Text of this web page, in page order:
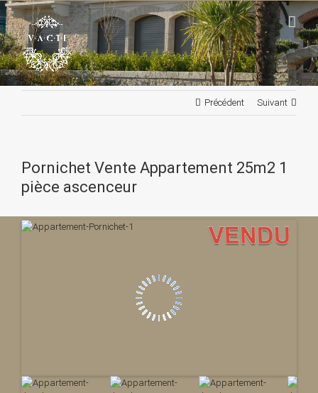
Passer
au
contenu
Précédent Suivant
Pornichet Vente Appartement 25m2 1
pièce ascenceur